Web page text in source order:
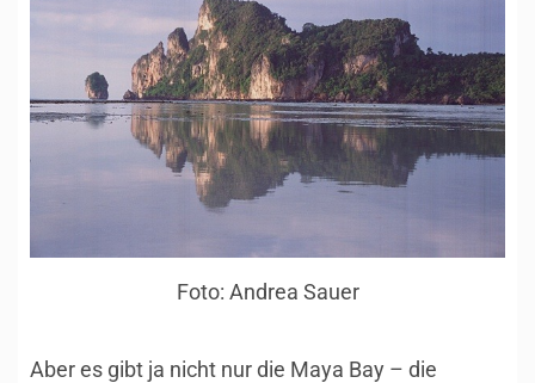
Foto: Andrea Sauer
Aber es gibt ja nicht nur die Maya Bay – die